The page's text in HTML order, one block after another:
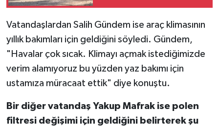
Vatandaşlardan Salih Gündem ise araç klimasının
yıllık bakımları için geldiğini söyledi. Gündem,
"Havalar çok sıcak. Klimayı açmak istediğimizde
verim alamıyoruz bu yüzden yaz bakımı için
ustamıza müracaat ettik" diye konuştu.
Bir diğer vatandaş Yakup Mafrak ise polen
filtresi değişimi için geldiğini belirterek şu